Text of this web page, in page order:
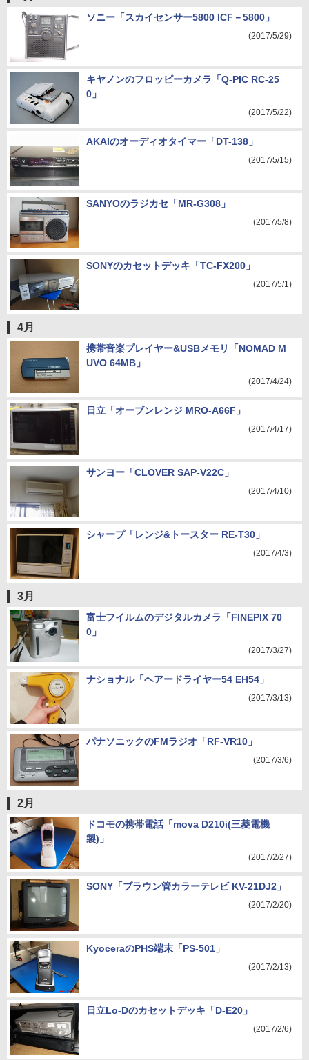
ソニー「スカイセンサー5800 ICF－5800」
(2017/5/29)
キヤノンのフロッピーカメラ「Q-PIC RC-25
0」
(2017/5/22)
AKAIのオーディオタイマー「DT-138」
(2017/5/15)
SANYOのラジカセ「MR-G308」
(2017/5/8)
SONYのカセットデッキ「TC-FX200」
(2017/5/1)
4月
携帯音楽プレイヤー&USBメモリ「NOMAD M
UVO 64MB」
(2017/4/24)
日立「オーブンレンジ MRO-A66F」
(2017/4/17)
サンヨー「CLOVER SAP-V22C」
(2017/4/10)
シャープ「レンジ&トースター RE-T30」
(2017/4/3)
3月
富士フイルムのデジタルカメラ「FINEPIX 70
0」
(2017/3/27)
ナショナル「ヘアードライヤー54 EH54」
(2017/3/13)
パナソニックのFMラジオ「RF-VR10」
(2017/3/6)
2月
ドコモの携帯電話「mova D210i(三菱電機
製)」
(2017/2/27)
SONY「ブラウン管カラーテレビ KV-21DJ2」
(2017/2/20)
KyoceraのPHS端末「PS-501」
(2017/2/13)
日立Lo-Dのカセットデッキ「D-E20」
(2017/2/6)